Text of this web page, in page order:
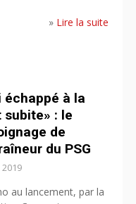
» Lire la suite
échappé à la
subite» : le
de
du PSG
2019
au lancement, par la